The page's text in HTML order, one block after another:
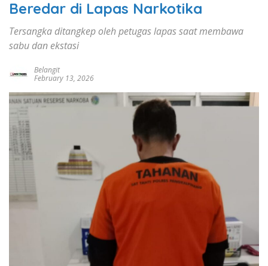
Beredar di Lapas Narkotika
Tersangka ditangkep oleh petugas lapas saat membawa
sabu dan ekstasi
Belangit
February 13, 2026